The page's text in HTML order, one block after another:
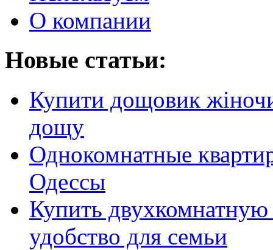
О компании
Новые статьи:
Купити дощовик
дощу
Однокомнатные
Одессы
Купить
удобство для семьи